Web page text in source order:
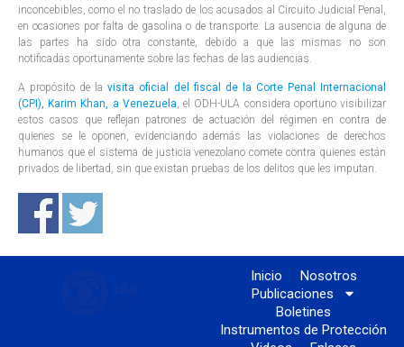
inconcebibles, como el no traslado de los acusados al Circuito Judicial Penal,
en ocasiones por falta de gasolina o de transporte. La ausencia de alguna de
las partes ha sido otra constante, debido a que las mismas no son
notificadas oportunamente sobre las fechas de las audiencias.
A propósito de lavisita oficial del fiscal de la Corte Penal Internacional
(CPI), Karim Khan, a Venezuela, el ODH-ULA considera oportuno visibilizar
estos casos que reflejan patrones de actuación del régimen en contra de
quienes se le oponen, evidenciando además las violaciones de derechos
humanos que el sistema de justicia venezolano comete contra quienes están
privados de libertad, sin que existan pruebas de los delitos que les imputan.
Inicio
Nosotros
Publicaciones
Boletines
Instrumentos de Protección